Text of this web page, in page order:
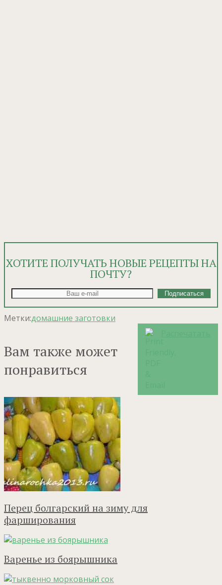
ХОТИТЕ ПОЛУЧАТЬ НОВЫЕ РЕЦЕПТЫ НА
ПОЧТУ?
Метки:домашние заготовки
Вам также может
понравиться
Перец болгарский на зиму для
фарширования
Варенье из боярышника